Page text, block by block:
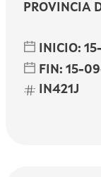
PROVINCIA
INICIO:
FIN: 15-
IN421J